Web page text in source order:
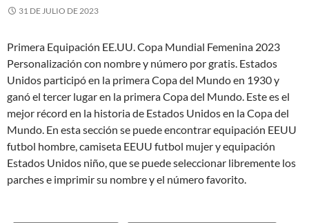
31 DE JULIO DE 2023
Primera Equipación EE.UU. Copa Mundial Femenina 2023
Personalización con nombre y número por gratis. Estados
Unidos participó en la primera Copa del Mundo en 1930 y
ganó el tercer lugar en la primera Copa del Mundo. Este es el
mejor récord en la historia de Estados Unidos en la Copa del
Mundo. En esta sección se puede encontrar equipación EEUU
futbol hombre, camiseta EEUU futbol mujer y equipación
Estados Unidos niño, que se puede seleccionar libremente los
parches e imprimir su nombre y el número favorito.